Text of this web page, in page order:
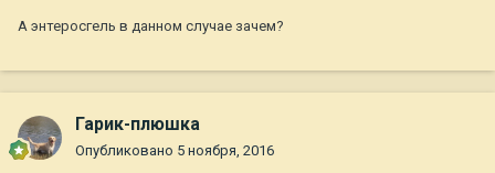
А энтеросгель в данном случае зачем?
Гарик-плюшка
Опубликовано 5 ноября, 2016